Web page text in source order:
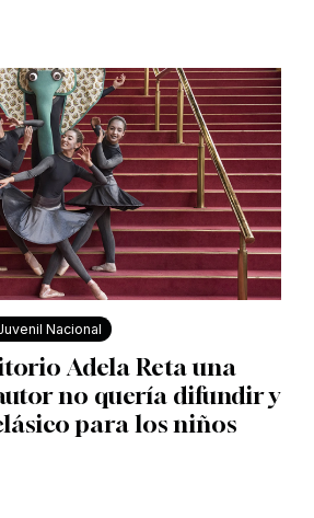
Nacional
Adela Reta una
no quería difundir y
para los niños